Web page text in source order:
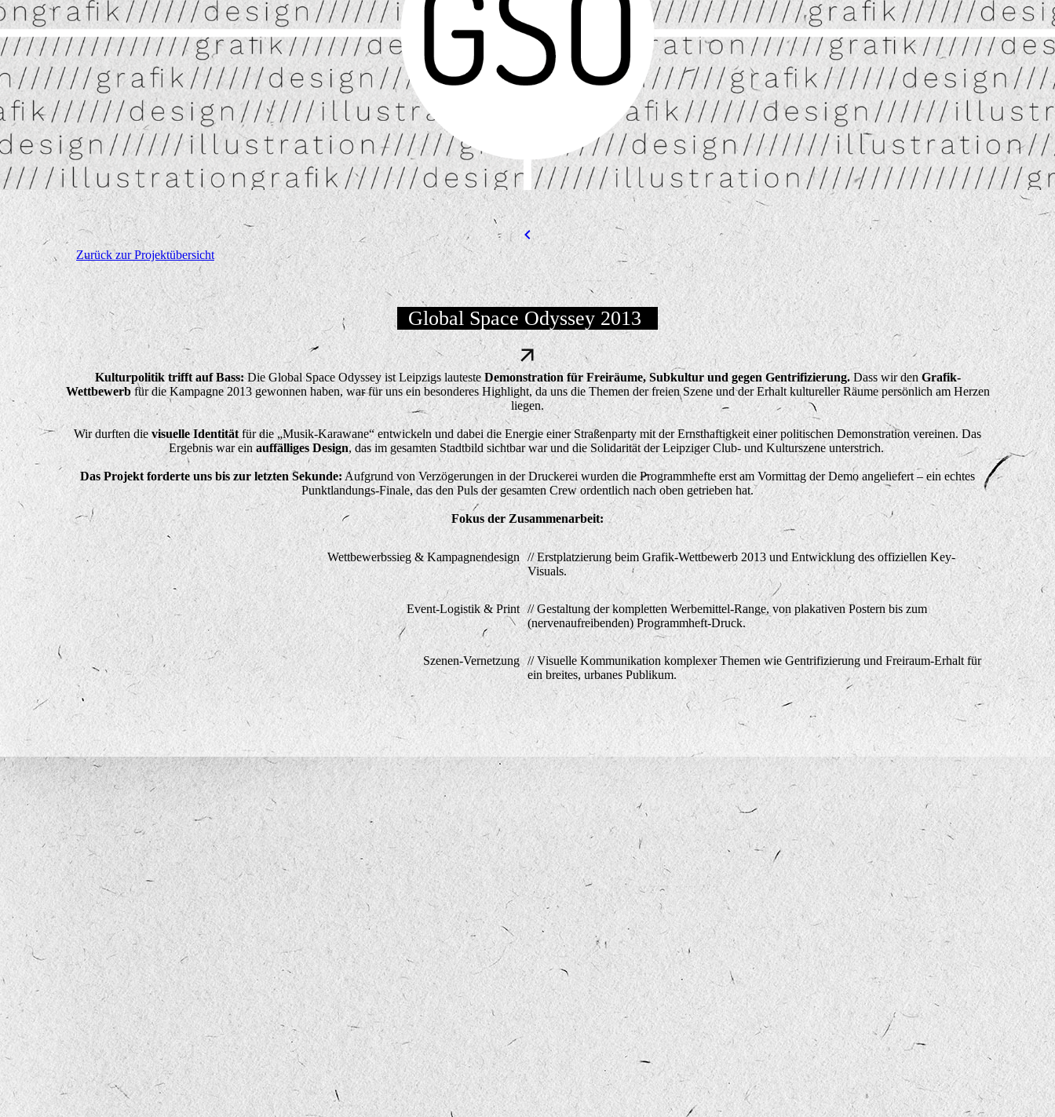
Zurück zur Projektübersicht
Global Space Odyssey 2013
Kulturpolitik trifft auf Bass:Die Global Space Odyssey ist Leipzigs lauteste Demonstration für Freiräume, Subkultur und gegen Gentrifizierung.Dass wir denGrafik-
Wettbewerbfür die Kampagne 2013 gewonnen haben, war für uns ein besonderes Highlight, da uns die Themen der freien Szene und der Erhalt kultureller Räume persönlich am Herzen
liegen.
Wir durften dievisuelle Identitätfür die „Musik-Karawane“ entwickeln und dabei die Energie einer Straßenparty mit der Ernsthaftigkeit einer politischen Demonstration vereinen. Das
Ergebnis war einauffälliges Design, das im gesamten Stadtbild sichtbar war und die Solidarität der Leipziger Club- und Kulturszene unterstrich.
Das Projekt forderte uns bis zur letzten Sekunde:Aufgrund von Verzögerungen in der Druckerei wurden die Programmhefte erst am Vormittag der Demo angeliefert – ein echtes
Punktlandungs-Finale, das den Puls der gesamten Crew ordentlich nach oben getrieben hat.
Fokus der Zusammenarbeit:
Wettbewerbssieg & Kampagnendesign
// Erstplatzierung beim Grafik-Wettbewerb 2013 und Entwicklung des offiziellen Key-
Visuals.
Event-Logistik & Print // Gestaltung der kompletten Werbemittel-Range, von plakativen Postern bis zum
(nervenaufreibenden) Programmheft-Druck.
Szenen-Vernetzung // Visuelle Kommunikation komplexer Themen wie Gentrifizierung und Freiraum-Erhalt für
ein breites, urbanes Publikum.